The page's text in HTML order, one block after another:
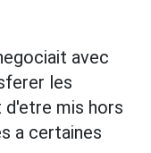
avec
les
d'etre mis hors
a certaines